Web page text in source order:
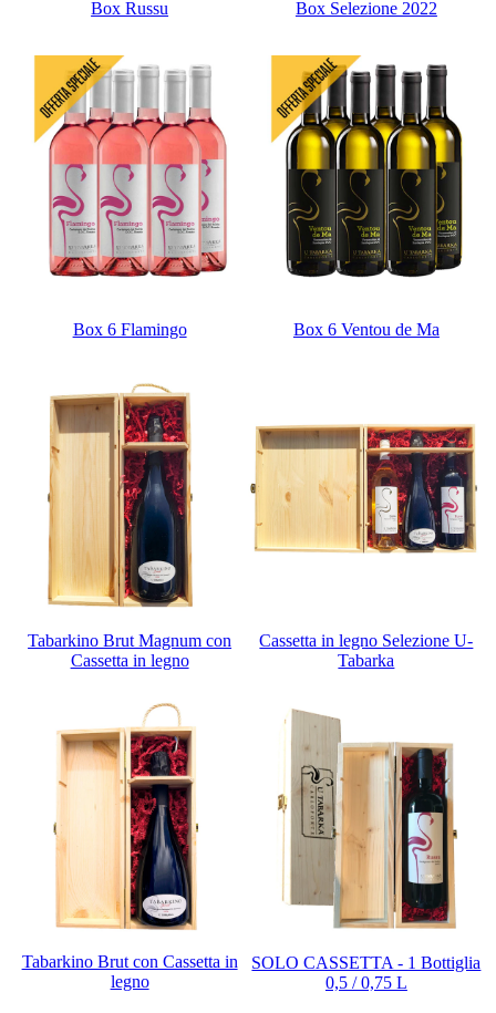
Box Russu Box Selezione 2022
Box 6 Flamingo Box 6 Ventou de Ma
Tabarkino Brut Magnum con
Cassetta in legno
Cassetta in legno Selezione U-
Tabarka
Tabarkino Brut con Cassetta in
legno
SOLO CASSETTA - 1 Bottiglia
0,5 / 0,75 L